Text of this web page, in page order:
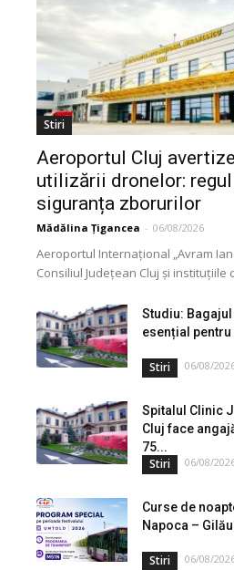
Stiri
Aeroportul Cluj
utilizării dronelor:
siguranța zborurilor
Mădălina Țigancea - 06/08/2026
Aeroportul Internațional „Avram
Consiliul Județean Cluj și instituțiile
Studiu:
esențial
Stiri 06/08/
Spitalul Clinic
Cluj face
75...
Stiri 06/08/
Curse de
Napoca –
Stiri 06/08/